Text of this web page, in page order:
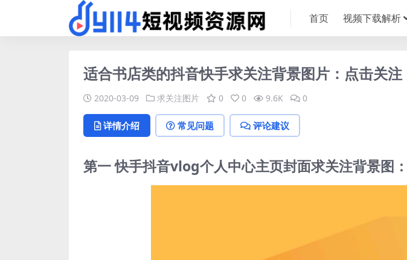
首页 视频下载解析
适合书店类的抖音快手求关注背景图片：点击关
2020-03-09 求关注图片 0 0 9.6K 0
详情介绍 常见问题 评论建议
第一 快手抖音vlog个人中心主页封面求关注背景图